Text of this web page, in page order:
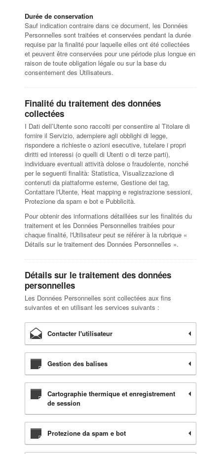
Durée de conservation
Sauf indication contraire dans ce document, les Données
Personnelles sont traitées et conservées pendant la durée
requise par la finalité pour laquelle elles ont été collectées
et peuvent être conservées pour une période plus longue en
raison de toute obligation légale ou sur la base du
consentement des Utilisateurs.
Finalité du traitement des données
collectées
I Dati dell’Utente sono raccolti per consentire al Titolare di
fornire il Servizio, adempiere agli obblighi di legge,
rispondere a richieste o azioni esecutive, tutelare i propri
diritti ed interessi (o quelli di Utenti o di terze parti),
individuare eventuali attività dolose o fraudolente, nonché
per le seguenti finalità: Statistica, Visualizzazione di
contenuti da piattaforme esterne, Gestione dei tag,
Contattare l'Utente, Heat mapping e registrazione sessioni,
Protezione da spam e bot e Pubblicità.
Pour obtenir des informations détaillées sur les finalités du
traitement et les Données Personnelles traitées pour
chaque finalité, l'Utilisateur peut se référer à la rubrique «
Détails sur le traitement des Données Personnelles ».
Détails sur le traitement des données
personnelles
Les Données Personnelles sont collectées aux fins
suivantes et en utilisant les services suivants :
Contacter l'utilisateur
Gestion des balises
Cartographie thermique et enregistrement
de session
Protezione da spam e bot